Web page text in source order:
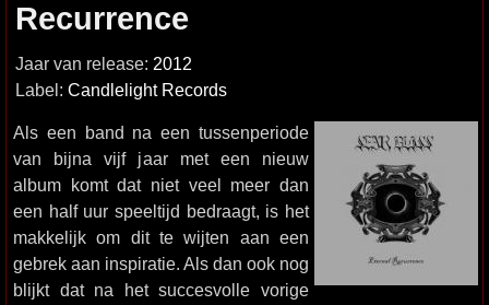
Recurrence
Jaar van release: 2012
Label: Candlelight Records
Als een band na een tussenperiode
van bijna vijf jaar met een nieuw
album komt dat niet veel meer dan
een half uur speeltijd bedraagt, is het
makkelijk om dit te wijten aan een
gebrek aan inspiratie. Als dan ook nog
blijkt dat na het succesvolle vorige